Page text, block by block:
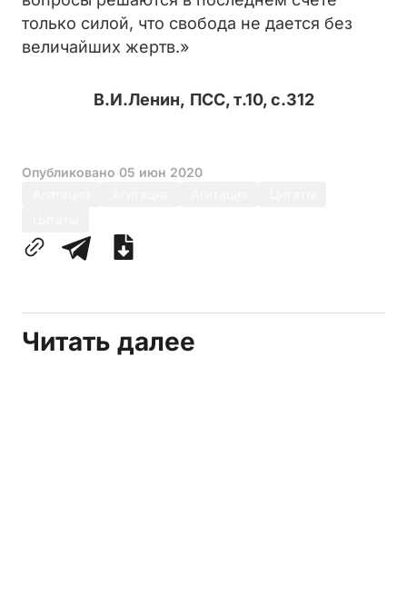
только силой, что свобода не дается без
величайших жертв.»
В.И.Ленин, ПСС, т.10, с.312
Опубликовано 05 июн 2020
Читать далее